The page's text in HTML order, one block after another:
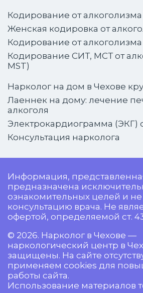
Кодирование от алкоголизма
Женская кодировка от
Кодирование от
Кодирование СИТ, МСТ от
MST)
Нарколог на дом в Чехове
Лаеннек на дому: лечение
алкоголя
Электрокардиограмма (ЭКГ)
Консультация нарколога
Информация,
предназначена
ознакомительных целей и
консультацию врача. Не
офертой, определяемой ст.
© 2026. Нарколог в Чехове —
наркологический центр в
защищены. На сайте
применяем cookies для
работы сайта.
Использование материалов